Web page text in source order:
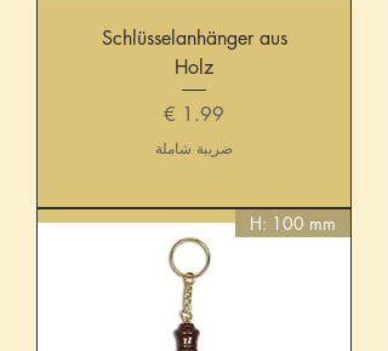
Schlüsselanhänger aus
Holz
السعر
ضريبة شاملة
H: 100 mm